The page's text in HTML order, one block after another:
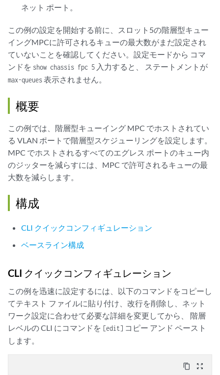
ネット ポート。
この例の設定を開始する前に、スロット5の階層型キュー
イングMPCに許可されるキューの最大数がまだ設定され
ていないことを確認してください。設定モードから コマ
ンドを show chassis fpc 5 入力すると、 ステートメントが
max-queues表示されません。
概要
この例では、階層型キューイング MPC でホストされてい
る VLAN ポートで階層型スケジューリングを設定します。
MPC でホストされるすべてのエグレス ポートのキュー内
のジッターを減らすには、MPC で許可されるキューの最
大数を減らします。
構成
CLI クイックコンフィギュレーション
ベースライン構成
CLI クイックコンフィギュレーション
この例を迅速に設定するには、以下のコマンドをコピーし
てテキスト ファイルに貼り付け、改行を削除し、ネット
ワーク設定に合わせて必要な詳細を変更してから、 階層
レベルの CLI にコマンドを [edit] コピー アンド ペースト
します。
content_copy zoom_out_map